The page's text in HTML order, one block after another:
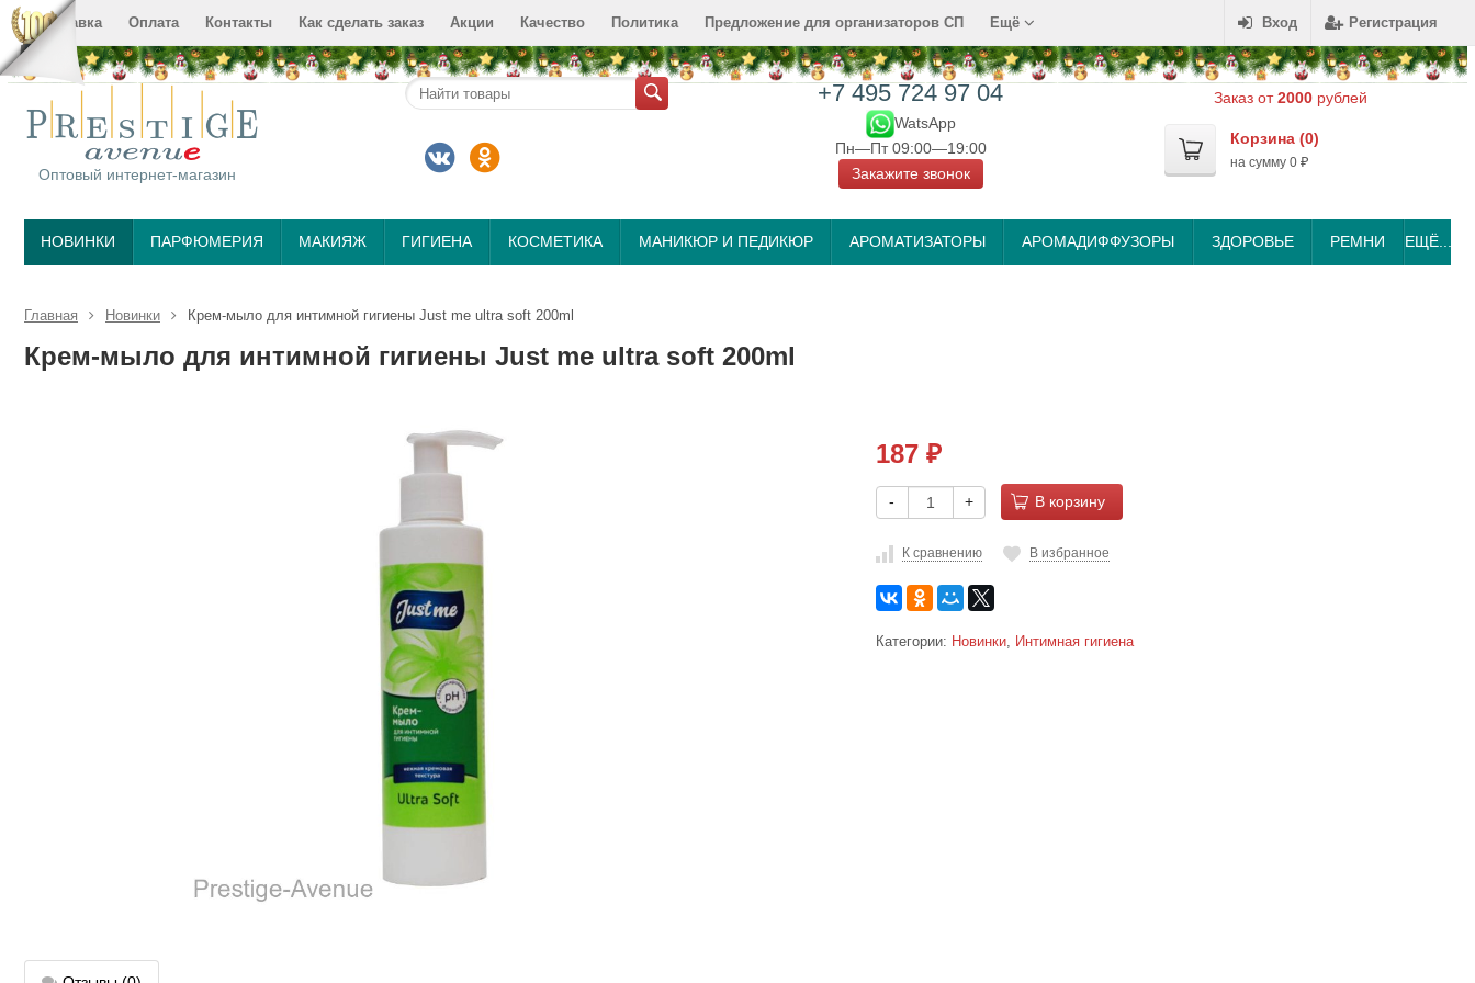
Вход Регистрация
Доставка Оплата Контакты Как сделать заказ Акции Качество Политика Предложение для организаторов СП Ещё
Оптовый интернет-магазин
+7 495 724 97 04
WatsApp
Пн—Пт 09:00—19:00
Закажите звонок
Заказ от2000 рублей
Корзина (0)
на сумму 0 ₽
НОВИНКИ ПАРФЮМЕРИЯ МАКИЯЖ ГИГИЕНА КОСМЕТИКА МАНИКЮР И ПЕДИКЮР АРОМАТИЗАТОРЫ АРОМАДИФФУЗОРЫ ЗДОРОВЬЕ РЕМНИ ЕЩЁ...
Главная Новинки Крем-мыло для интимной гигиены Just me ultra soft 200ml
Крем-мыло для интимной гигиены Just me ultra soft 200ml
187 ₽
- + В корзину
К сравнению В избранное
Категории: Новинки, Интимная гигиена